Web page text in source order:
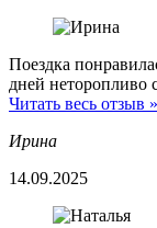
Поездка
дней неторопливо
Читать весь отзыв »
Ирина
14.09.2025